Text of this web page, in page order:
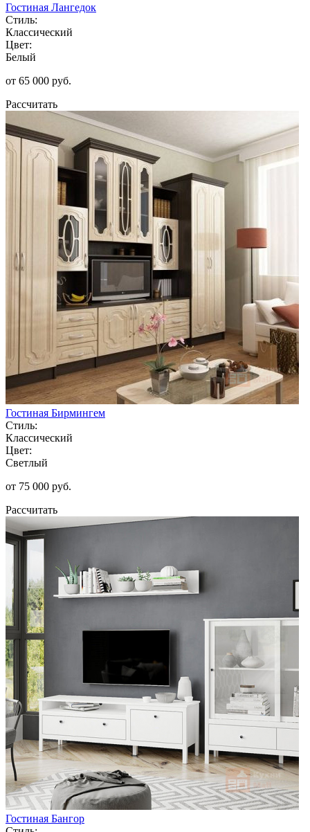
Гостиная Лангедок
Стиль:
Классический
Цвет:
Белый
от 65 000 руб.
Рассчитать
Гостиная Бирмингем
Стиль:
Классический
Цвет:
Светлый
от 75 000 руб.
Рассчитать
Гостиная Бангор